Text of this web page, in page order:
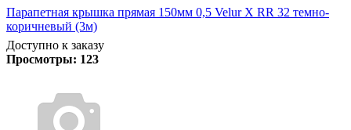
Парапетная крышка прямая 150мм 0,5 Velur X RR 32 темно-
коричневый (3м)
Доступно к заказу
Просмотры: 123